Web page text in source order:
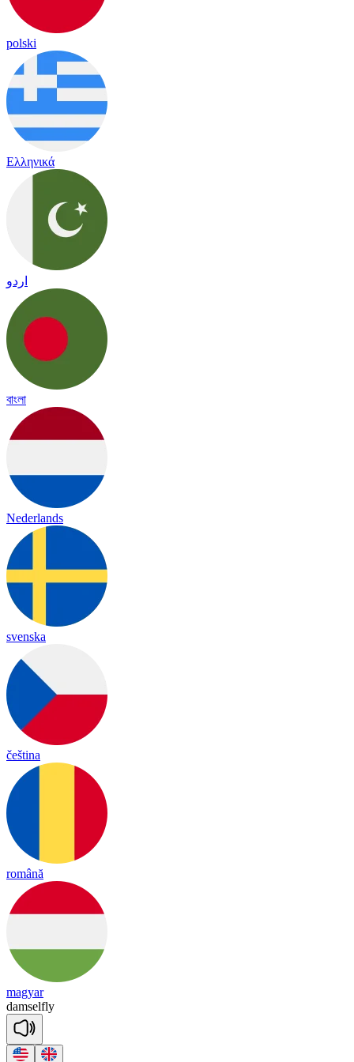
polski
Ελληνικά
اردو
বাংলা
Nederlands
svenska
čeština
română
magyar
damselfly